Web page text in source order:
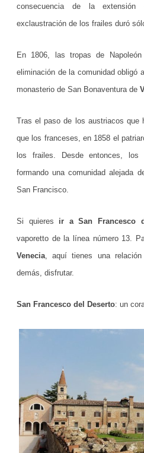
consecuencia de la
exclaustración de los frailes duró
En 1806, las tropas de
eliminación de la comunidad obligó
monasterio de San Bonaventura de
Tras el paso de los austriacos que
que los franceses, en 1858 el
los frailes. Desde entonces,
formando una comunidad alejada
San Francisco.
Si quieres ir a San Francesco
vaporetto de la línea número 13.
Venecia, aquí tienes una
demás, disfrutar.
San Francesco del Deserto: un